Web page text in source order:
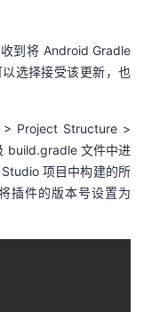
将 Android Gradle
选择接受该更新，也
Structure >
build.gradle 文件中进
项目中构建的所
插件的版本号设置为